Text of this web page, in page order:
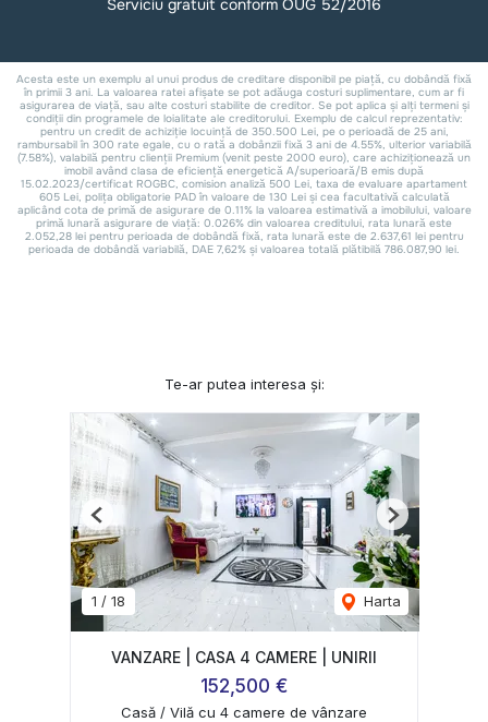
Te-ar putea interesa și:
1 / 18 Harta
Previous Next
VANZARE | CASA 4 CAMERE | UNIRII
152,500 €
Casă / Vilă cu 4 camere de vânzare